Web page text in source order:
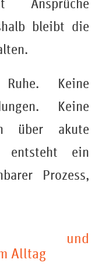
bleibt die
Keine
Keine
über akute
entsteht ein
Prozess,
und
Alltag